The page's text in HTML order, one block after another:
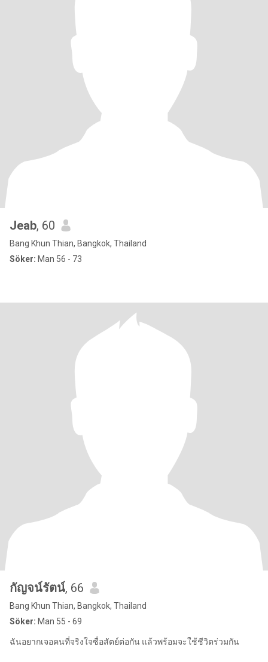
Jeab, 60
Bang Khun Thian, Bangkok, Thailand
Söker: Man 56 - 73
กัญจน์รัตน์, 66
Bang Khun Thian, Bangkok, Thailand
Söker: Man 55 - 69
ฉันอยากเจอคนที่จริงใจซื่อสัตย์ต่อกัน แล้วพร้อมจะใช้ชีวิตร่วมกัน